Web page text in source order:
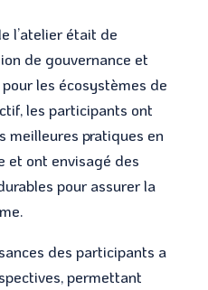
l’atelier était de
de gouvernance et
les écosystèmes de
les participants ont
meilleures pratiques en
et ont envisagé des
pour assurer la
des participants a
permettant